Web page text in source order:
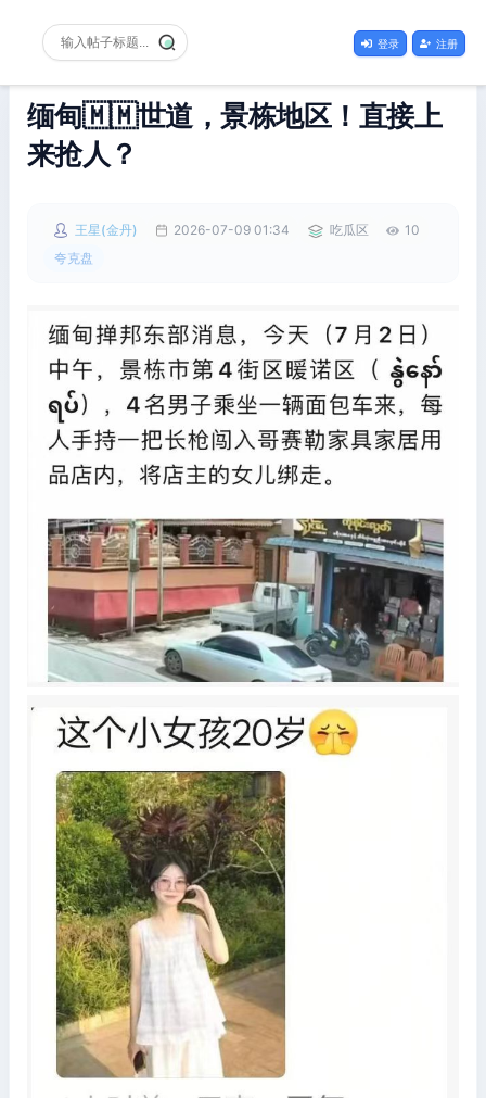
登录 注册
缅甸🇲🇲世道，景栋地区！直接上
来抢人？
王星(金丹) 2026-07-09 01:34 吃瓜区
10
夸克盘